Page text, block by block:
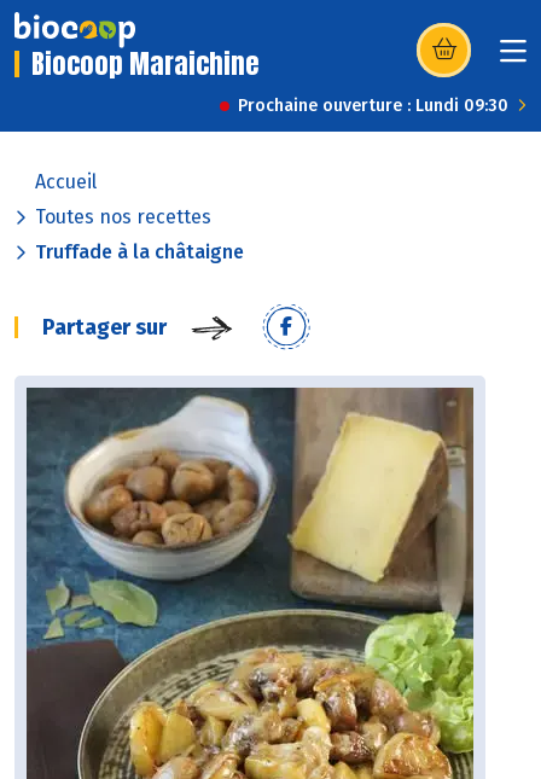
Biocoop Maraichine (s’ouvre dans
Prochaine ouverture : Lundi 09:30
Accueil
Toutes nos recettes
Truffade à la châtaigne
Partager sur